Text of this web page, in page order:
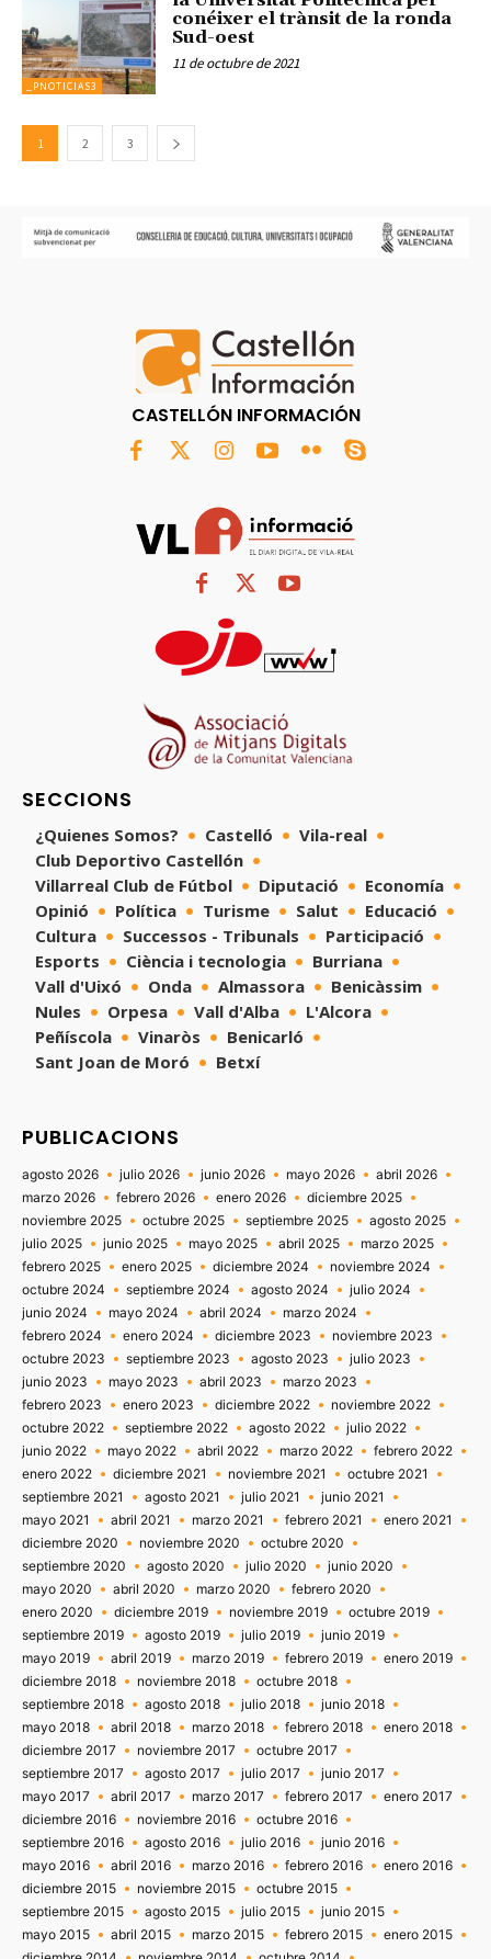
_PNOTICIAS3
conéixer el trànsit de la ronda
Sud-oest
11 de octubre de 2021
1 2 3
CASTELLÓN INFORMACIÓN
SECCIONS
¿Quienes Somos? Castelló
Vila-real
Club Deportivo Castellón
Villarreal Club de Fútbol
Diputació
Economía
Opinió
Política Turisme Salut
Educació
Cultura
Successos - Tribunals
Participació
Esports
Ciència i tecnologia
Burriana
Vall d'Uixó
Onda Almassora
Benicàssim
Nules
Orpesa Vall d'Alba
L'Alcora
Peñíscola
Vinaròs
Benicarló
Sant Joan de Moró
Betxí
PUBLICACIONS
agosto 2026 julio 2026 junio 2026 mayo 2026
abril 2026
marzo 2026
febrero 2026 enero 2026
diciembre 2025
noviembre 2025
octubre 2025 septiembre 2025
agosto 2025
julio 2025
junio 2025 mayo 2025 abril 2025
marzo 2025
febrero 2025
enero 2025 diciembre 2024
noviembre 2024
octubre 2024
septiembre 2024 agosto 2024
julio 2024
junio 2024
mayo 2024 abril 2024
marzo 2024
febrero 2024
enero 2024 diciembre 2023
noviembre 2023
octubre 2023
septiembre 2023 agosto 2023
julio 2023
junio 2023
mayo 2023 abril 2023
marzo 2023
febrero 2023
enero 2023 diciembre 2022
noviembre 2022
octubre 2022
septiembre 2022 agosto 2022
julio 2022
junio 2022
mayo 2022 abril 2022 marzo 2022
febrero 2022
enero 2022
diciembre 2021 noviembre 2021
octubre 2021
septiembre 2021
agosto 2021 julio 2021
junio 2021
mayo 2021
abril 2021 marzo 2021 febrero 2021
enero 2021
diciembre 2020
noviembre 2020
octubre 2020
septiembre 2020
agosto 2020 julio 2020
junio 2020
mayo 2020
abril 2020 marzo 2020
febrero 2020
enero 2020
diciembre 2019 noviembre 2019
octubre 2019
septiembre 2019
agosto 2019 julio 2019
junio 2019
mayo 2019
abril 2019 marzo 2019 febrero 2019
enero 2019
diciembre 2018
noviembre 2018
octubre 2018
septiembre 2018
agosto 2018 julio 2018
junio 2018
mayo 2018
abril 2018 marzo 2018 febrero 2018
enero 2018
diciembre 2017
noviembre 2017
octubre 2017
septiembre 2017
agosto 2017 julio 2017
junio 2017
mayo 2017
abril 2017 marzo 2017 febrero 2017
enero 2017
diciembre 2016
noviembre 2016
octubre 2016
septiembre 2016
agosto 2016 julio 2016
junio 2016
mayo 2016
abril 2016 marzo 2016 febrero 2016
enero 2016
diciembre 2015
noviembre 2015
octubre 2015
septiembre 2015
agosto 2015 julio 2015
junio 2015
mayo 2015
abril 2015 marzo 2015 febrero 2015
enero 2015